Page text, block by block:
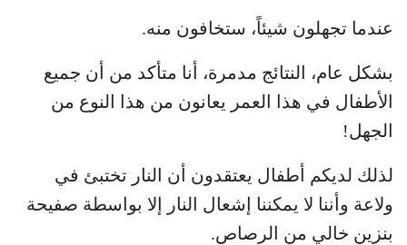
عندما تجهلون شيئاً، ستخافون منه.
بشكل عام، النتائج مدمرة، أنا متأكد من أن جميع
الأطفال في هذا العمر يعانون من هذا النوع من
الجهل!
لذلك لديكم أطفال يعتقدون أن النار تختبئ في
ولاعة وأننا لا يمكننا إشعال النار إلا بواسطة صفيحة
بنزين خالي من الرصاص.